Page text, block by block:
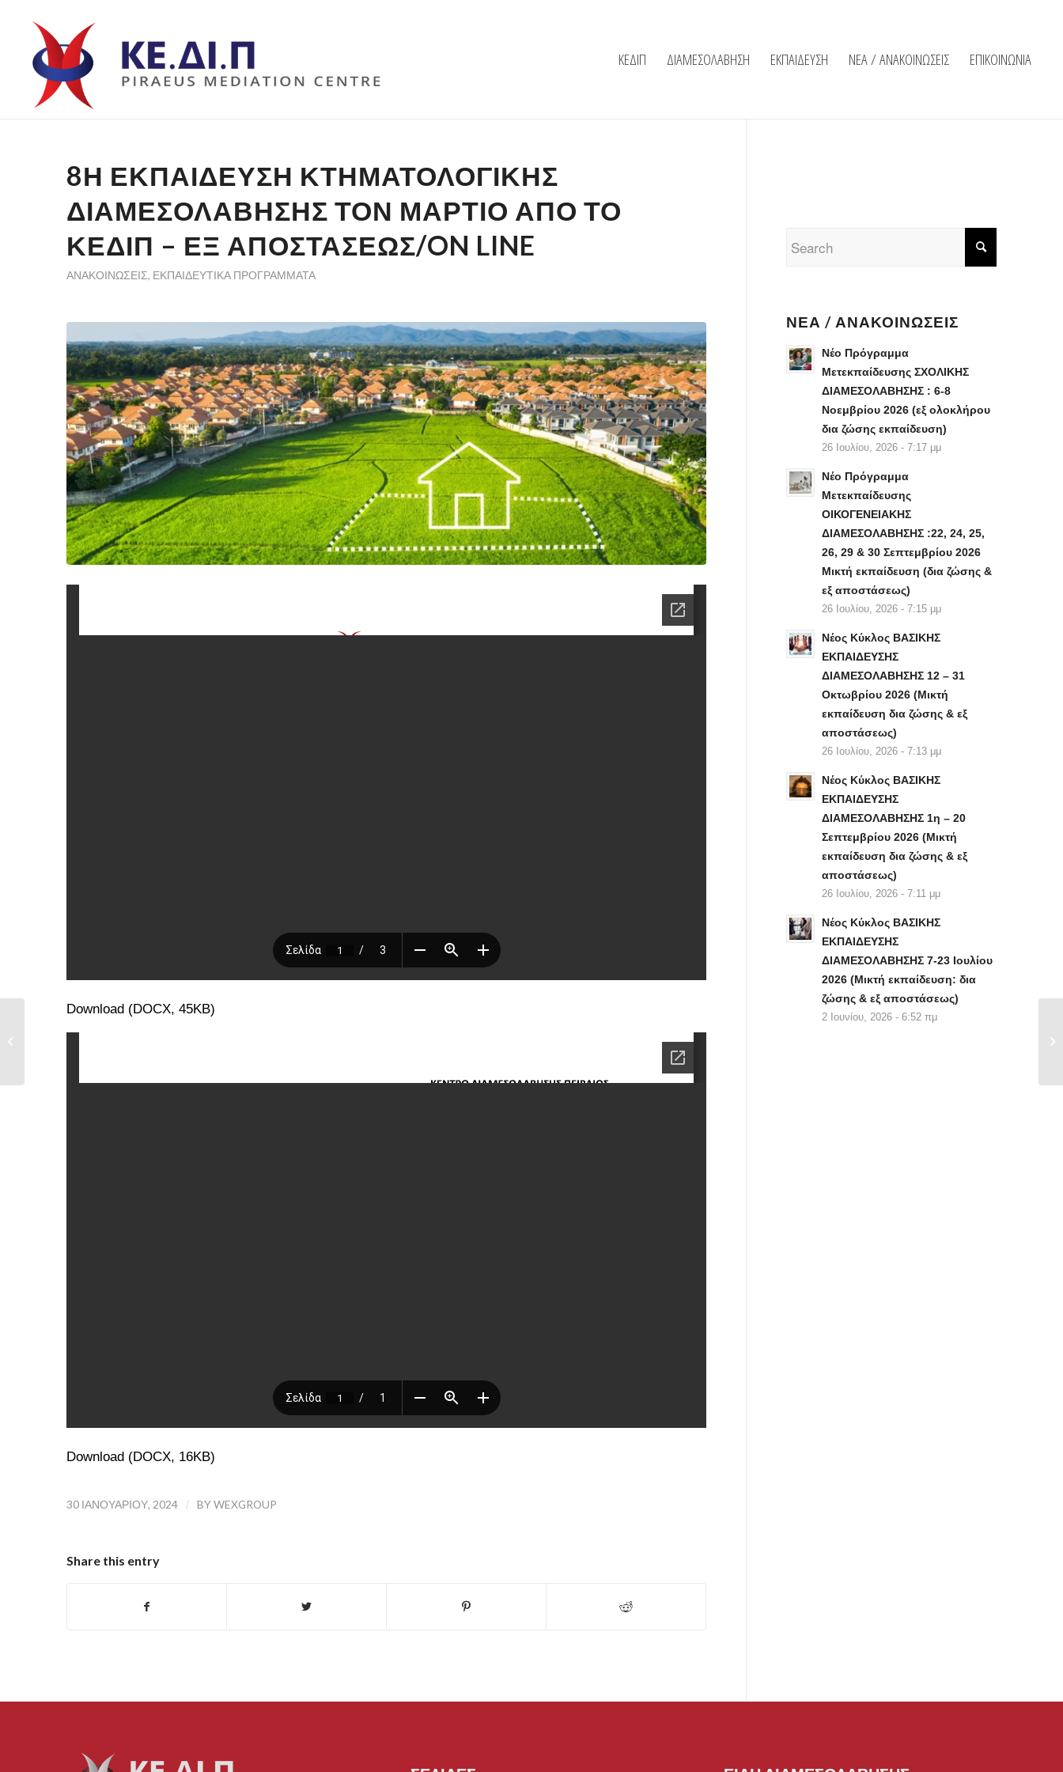
ΚΕΔΙΠ ΔΙΑΜΕΣΟΛΑΒΗΣΗ ΕΚΠΑΙΔΕΥΣΗ ΝΕΑ / ΑΝΑΚΟΙΝΩΣΕΙΣ ΕΠΙΚΟΙΝΩΝΙΑ
8Η ΕΚΠΑΊΔΕΥΣΗ ΚΤΗΜΑΤΟΛΟΓΙΚΗΣ
ΔΙΑΜΕΣΟΛΆΒΗΣΗΣ ΤΟΝ ΜΑΡΤΙΟ ΑΠΌ ΤΟ
ΚΕΔΙΠ – ΕΞ ΑΠΟΣΤΆΣΕΩΣ/ON LINE
ΑΝΑΚΟΙΝΏΣΕΙΣ, ΕΚΠΑΙΔΕΥΤΙΚΆ ΠΡΟΓΡΆΜΜΑΤΑ
Download (DOCX, 45KB)
Download (DOCX, 16KB)
30 ΙΑΝΟΥΑΡΊΟΥ, 2024 / BYWEXGROUP
Share this entry
ΝΈΑ / ΑΝΑΚΟΙΝΏΣΕΙΣ
Νέο Πρόγραμμα
Μετεκπαίδευσης ΣΧΟΛΙΚΗΣ
ΔΙΑΜΕΣΟΛΑΒΗΣΗΣ : 6-8
Νοεμβρίου 2026 (εξ ολοκλήρου
δια ζώσης εκπαίδευση)
26 Ιουλίου, 2026 - 7:17 μμ
Νέο Πρόγραμμα
Μετεκπαίδευσης
ΟΙΚΟΓΕΝΕΙΑΚΗΣ
ΔΙΑΜΕΣΟΛΑΒΗΣΗΣ :22, 24, 25,
26, 29 & 30 Σεπτεμβρίου 2026
Μικτή εκπαίδευση (δια ζώσης &
εξ αποστάσεως)
26 Ιουλίου, 2026 - 7:15 μμ
Νέος Κύκλος ΒΑΣΙΚΗΣ
ΕΚΠΑΙΔΕΥΣΗΣ
ΔΙΑΜΕΣΟΛΑΒΗΣΗΣ 12 – 31
Οκτωβρίου 2026 (Μικτή
εκπαίδευση δια ζώσης & εξ
αποστάσεως)
26 Ιουλίου, 2026 - 7:13 μμ
Νέος Κύκλος ΒΑΣΙΚΗΣ
ΕΚΠΑΙΔΕΥΣΗΣ
ΔΙΑΜΕΣΟΛΑΒΗΣΗΣ 1η – 20
Σεπτεμβρίου 2026 (Μικτή
εκπαίδευση δια ζώσης & εξ
αποστάσεως)
26 Ιουλίου, 2026 - 7:11 μμ
Νέος Κύκλος ΒΑΣΙΚΗΣ
ΕΚΠΑΙΔΕΥΣΗΣ
ΔΙΑΜΕΣΟΛΑΒΗΣΗΣ 7-23 Ιουλίου
2026 (Μικτή εκπαίδευση: δια
ζώσης & εξ αποστάσεως)
2 Ιουνίου, 2026 - 6:52 πμ
ΜΕΤΕΚΠΑΙΔΕΥΣΗΣ